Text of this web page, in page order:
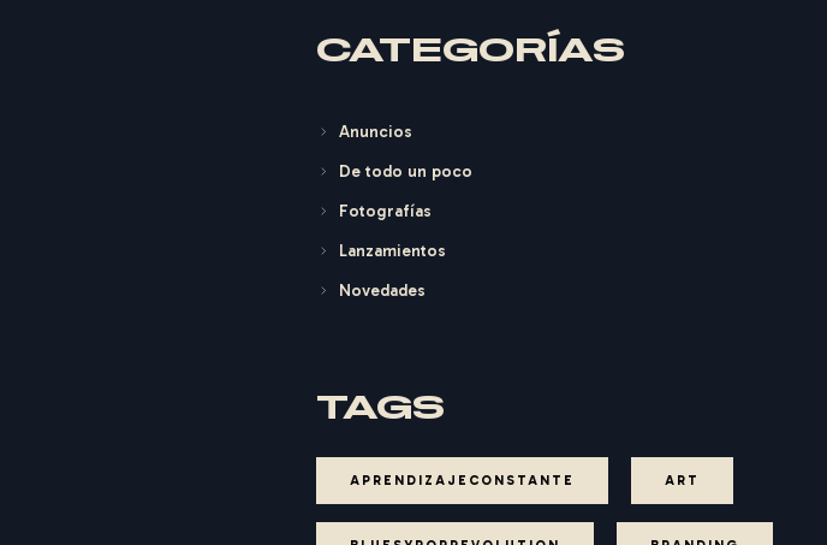
ARDT
CATEGORÍAS
Anuncios
De todo un poco
Fotografías
Lanzamientos
Novedades
TAGS
APRENDIZAJECONSTANTE ART